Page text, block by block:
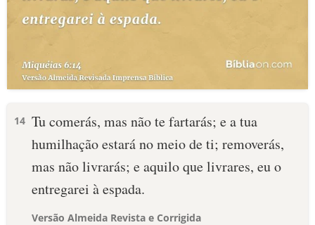
14 Tu comerás, mas não te fartarás; e a tua
humilhação estará no meio de ti; removerás,
mas não livrarás; e aquilo que livrares, eu o
entregarei à espada.
Versão Almeida Revista e Corrigida